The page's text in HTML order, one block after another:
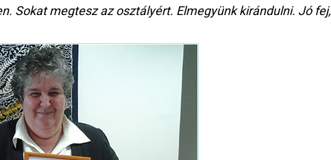
Sokat megtesz az osztályért. Elmegyünk kirándulni. Jó fej,